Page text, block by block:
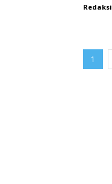
Redaksi
1